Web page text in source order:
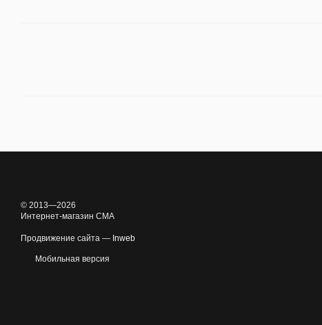
© 2013—2026
Интернет-магазин CMA
Продвижение сайта — Inweb
Мобильная версия